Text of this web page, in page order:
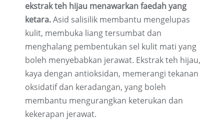
ekstrak teh hijau menawarkan faedah yang
ketara.Asid salisilik membantu mengelupas
kulit, membuka liang tersumbat dan
menghalang pembentukan sel kulit mati yang
boleh menyebabkan jerawat. Ekstrak teh hijau,
kaya dengan antioksidan, memerangi tekanan
oksidatif dan keradangan, yang boleh
membantu mengurangkan keterukan dan
kekerapan jerawat.